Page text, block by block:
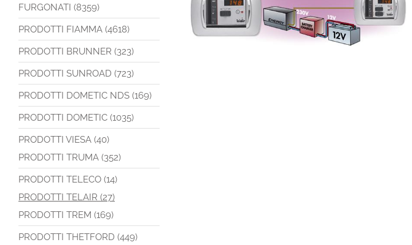
FURGONATI (8359)
PRODOTTI FIAMMA (4618)
PRODOTTI BRUNNER (323)
PRODOTTI SUNROAD (723)
PRODOTTI DOMETIC NDS (169)
PRODOTTI DOMETIC (1035)
PRODOTTI VIESA (40)
PRODOTTI TRUMA (352)
PRODOTTI TELECO (14)
PRODOTTI TELAIR (27)
PRODOTTI TREM (169)
PRODOTTI THETFORD (449)